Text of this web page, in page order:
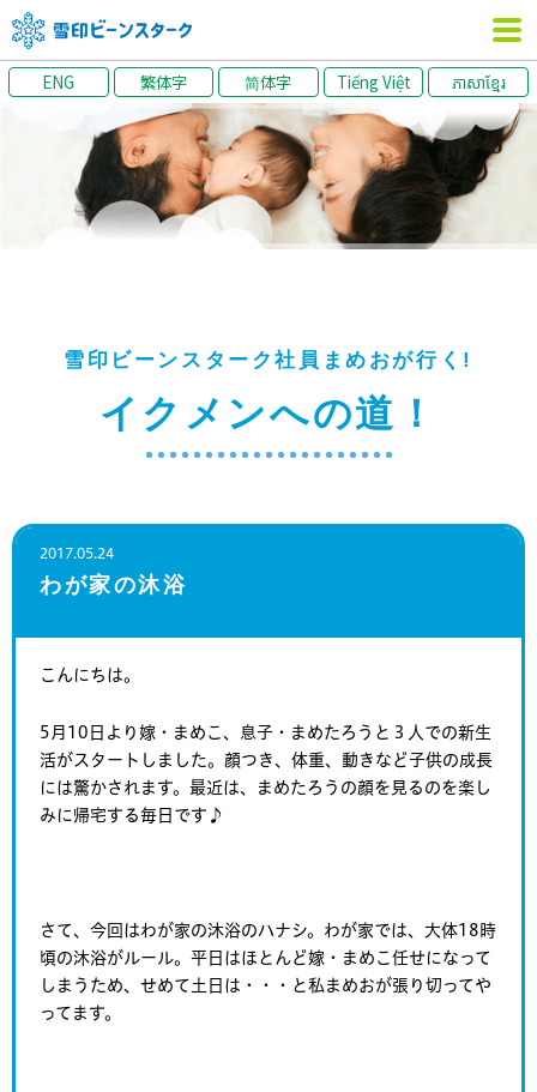
ENG 繁体字 简体字 Tiếng Việt ភាសាខ្មែរ
雪印ビーンスターク社員まめおが行く!
イクメンへの道！
2017.05.24
わが家の沐浴
こんにちは。
5月10日より嫁・まめこ、息子・まめたろうと３人での新生
活がスタートしました。顔つき、体重、動きなど子供の成長
には驚かされます。最近は、まめたろうの顔を見るのを楽し
みに帰宅する毎日です♪
さて、今回はわが家の沐浴のハナシ。わが家では、大体18時
頃の沐浴がルール。平日はほとんど嫁・まめこ任せになって
しまうため、せめて土日は・・・と私まめおが張り切ってや
ってます。